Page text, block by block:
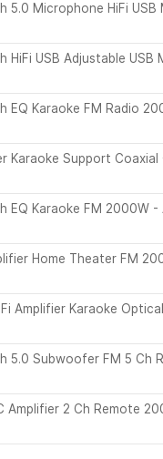
Microphone HiFi USB
USB Adjustable USB
EQ Karaoke FM Radio
Karaoke Support Coaxial
EQ Karaoke FM 2000W -
Home Theater FM
Amplifier Karaoke
5.0 Subwoofer FM 5 Ch
Amplifier 2 Ch Remote